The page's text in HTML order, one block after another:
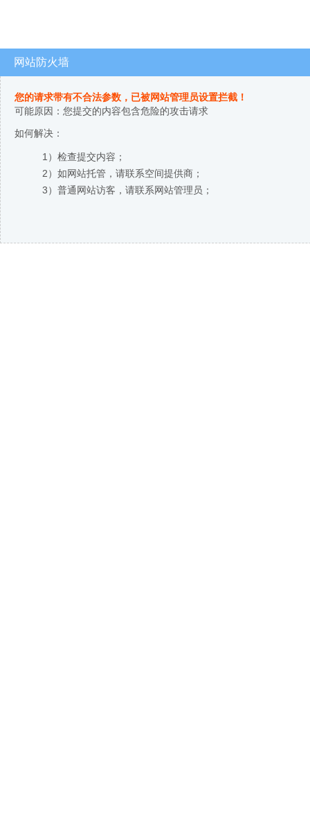
网站防火墙
您的请求带有不合法参数，已被网站管理员设置拦截！
可能原因：您提交的内容包含危险的攻击请求
如何解决：
1）检查提交内容；
2）如网站托管，请联系空间提供商；
3）普通网站访客，请联系网站管理员；